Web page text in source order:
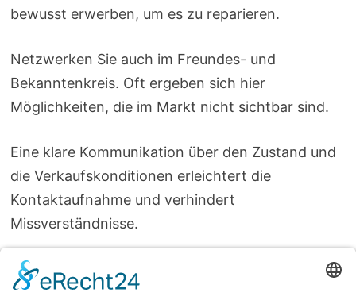
bewusst erwerben, um es zu reparieren.
Netzwerken Sie auch im Freundes- und
Bekanntenkreis. Oft ergeben sich hier
Möglichkeiten, die im Markt nicht sichtbar sind.
Eine klare Kommunikation über den Zustand und
die Verkaufskonditionen erleichtert die
Kontaktaufnahme und verhindert
Missverständnisse.
Transport und Übergabe des